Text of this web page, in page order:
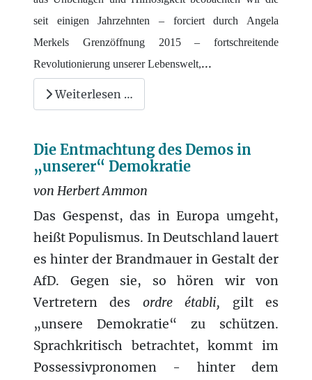
seit einigen Jahrzehnten – forciert durch Angela
Merkels Grenzöffnung 2015 – fortschreitende
Revolutionierung unserer Lebenswelt,...
Weiterlesen …
Die Entmachtung des Demos in
„unserer“ Demokratie
von Herbert Ammon
Das Gespenst, das in Europa umgeht,
heißt Populismus. In Deutschland lauert
es hinter der Brandmauer in Gestalt der
AfD. Gegen sie, so hören wir von
Vertretern
des ordre établi, gilt es
„unsere Demokratie“ zu schützen.
Sprachkritisch betrachtet, kommt im
Possessivpronomen - hinter dem